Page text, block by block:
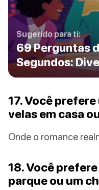
Sugerido para ti:
69 Perguntas
Segundos:
17. Você
velas em casa
Onde o romance
18. Você
parque ou um